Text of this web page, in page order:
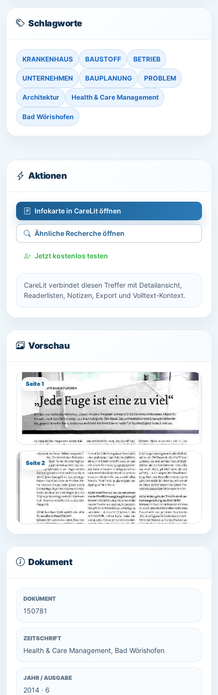
Schlagworte
KRANKENHAUS BAUSTOFF BETRIEB
UNTERNEHMEN BAUPLANUNG PROBLEM
Architektur Health & Care Management
Bad Wörishofen
Aktionen
Infokarte in CareLit öffnen
Ähnliche Recherche öffnen
Jetzt kostenlos testen
CareLit verbindet diesen Treffer mit Detailansicht,
Readerlisten, Notizen, Export und Volltext-Kontext.
Vorschau
Seite 1
Seite 2
Dokument
DOKUMENT
150781
ZEITSCHRIFT
Health & Care Management, Bad Wörishofen
JAHR / AUSGABE
2014 · 6